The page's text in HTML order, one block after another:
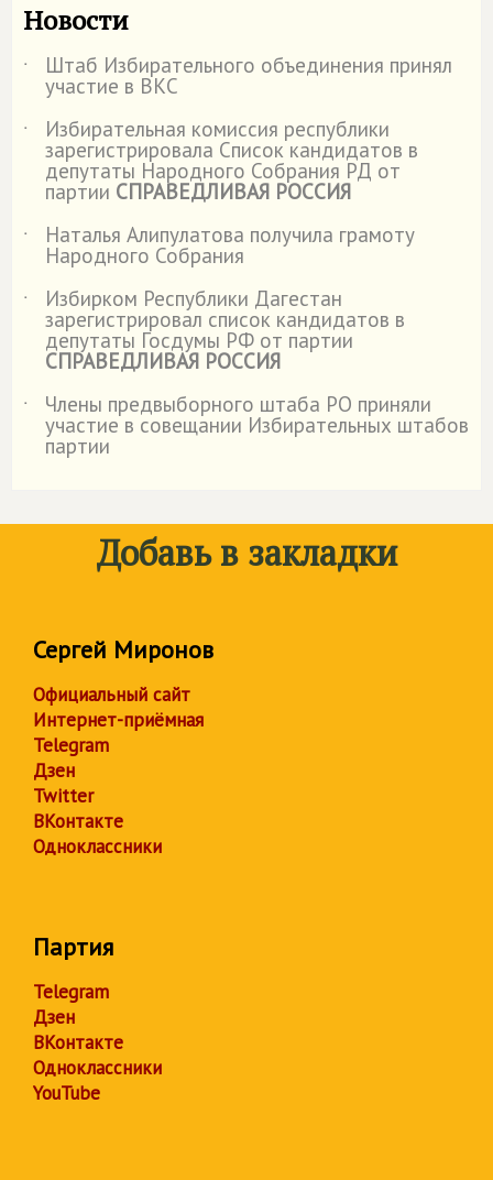
Новости
˙ Штаб Избирательного объединения принял
участие в ВКС
˙
Избирательная комиссия республики
зарегистрировала Список кандидатов в
депутаты Народного Собрания РД от
партии СПРАВЕДЛИВАЯ РОССИЯ
˙
Наталья Алипулатова получила грамоту
Народного Собрания
˙
Избирком Республики Дагестан
зарегистрировал список кандидатов в
депутаты Госдумы РФ от партии
СПРАВЕДЛИВАЯ РОССИЯ
˙
Члены предвыборного штаба РО приняли
участие в совещании Избирательных штабов
партии
Добавь в закладки
Сергей Миронов
Официальный сайт
Интернет-приёмная
Telegram
Дзен
Twitter
ВКонтакте
Одноклассники
Партия
Telegram
Дзен
ВКонтакте
Одноклассники
YouTube